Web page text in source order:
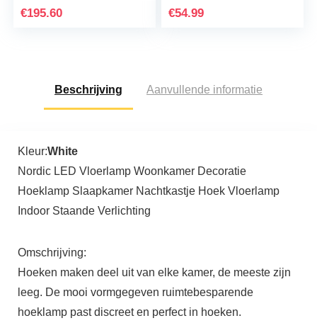
staande lamp
€195.60
x E14 max. 28…
€54.99
Beschrijving Aanvullende informatie
Kleur:White
Nordic LED Vloerlamp Woonkamer Decoratie
Hoeklamp Slaapkamer Nachtkastje Hoek Vloerlamp
Indoor Staande Verlichting
Omschrijving:
Hoeken maken deel uit van elke kamer, de meeste zijn
leeg. De mooi vormgegeven ruimtebesparende
hoeklamp past discreet en perfect in hoeken.